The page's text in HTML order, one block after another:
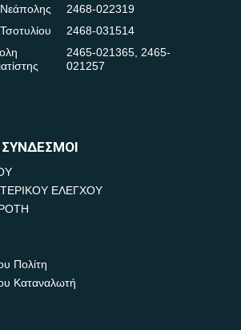
2468-022319
2468-031514
2465-021365, 2465-
021257
ΕΛΕΓΧΟΥ
Πολίτη
Καταναλωτή